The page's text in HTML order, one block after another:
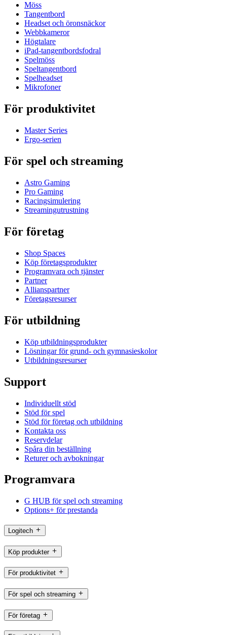
Möss
Tangentbord
Headset och öronsnäckor
Webbkameror
Högtalare
iPad-tangentbordsfodral
Spelmöss
Speltangentbord
Spelheadset
Mikrofoner
För produktivitet
Master Series
Ergo-serien
För spel och streaming
Astro Gaming
Pro Gaming
Racingsimulering
Streamingutrustning
För företag
Shop Spaces
Köp företagsprodukter
Programvara och tjänster
Partner
Allianspartner
Företagsresurser
För utbildning
Köp utbildningsprodukter
Lösningar för grund- och gymnasieskolor
Utbildningsresurser
Support
Individuellt stöd
Stöd för spel
Stöd för företag och utbildning
Kontakta oss
Reservdelar
Spåra din beställning
Returer och avbokningar
Programvara
G HUB för spel och streaming
Options+ för prestanda
Logitech
Köp produkter
För produktivitet
För spel och streaming
För företag